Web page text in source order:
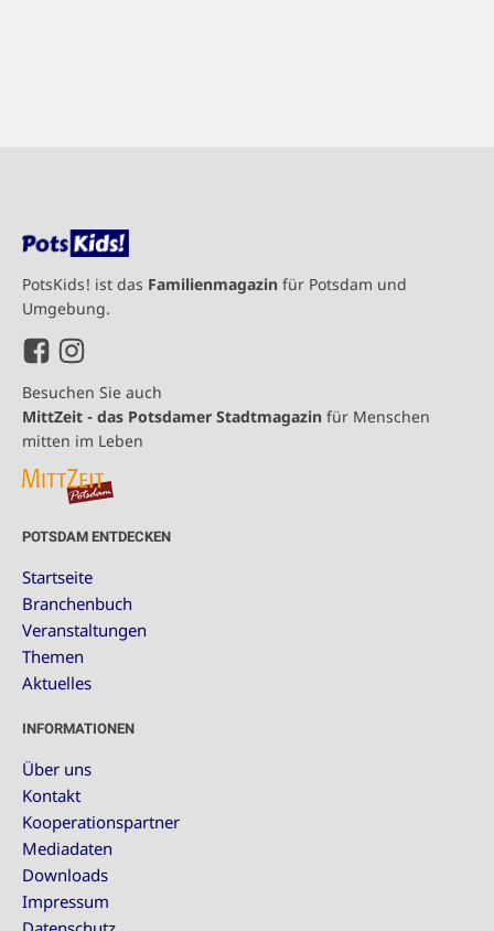
PotsKids! ist das Familienmagazin für Potsdam und
Umgebung.
Besuchen Sie auch
MittZeit - das Potsdamer Stadtmagazin für Menschen
mitten im Leben
POTSDAM ENTDECKEN
Startseite
Branchenbuch
Veranstaltungen
Themen
Aktuelles
INFORMATIONEN
Über uns
Kontakt
Kooperationspartner
Mediadaten
Downloads
Impressum